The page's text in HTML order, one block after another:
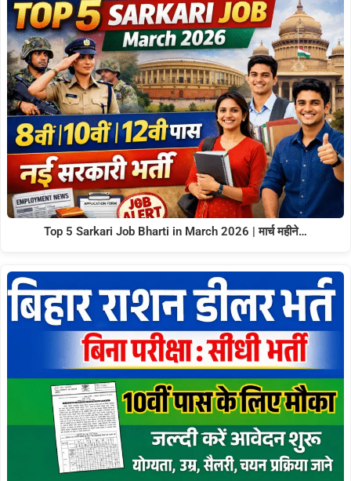
Top 5 Sarkari Job Bharti in March 2026 | मार्च महीने…